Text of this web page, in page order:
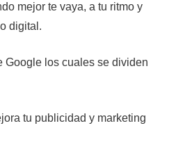
mejor te vaya, a tu ritmo y
digital.
Google los cuales se dividen
tu publicidad y marketing